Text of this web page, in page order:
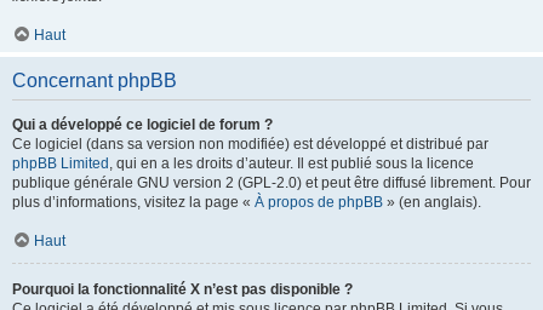
Haut
Concernant phpBB
Qui a développé ce logiciel de forum ?
Ce logiciel (dans sa version non modifiée) est développé et distribué par
phpBB Limited , qui en a les droits d’auteur. Il est publié sous la licence
publique générale GNU version 2 (GPL-2.0) et peut être diffusé librement. Pour
plus d’informations, visitez la page « À propos de phpBB » (en anglais).
Haut
Pourquoi la fonctionnalité X n’est pas disponible ?